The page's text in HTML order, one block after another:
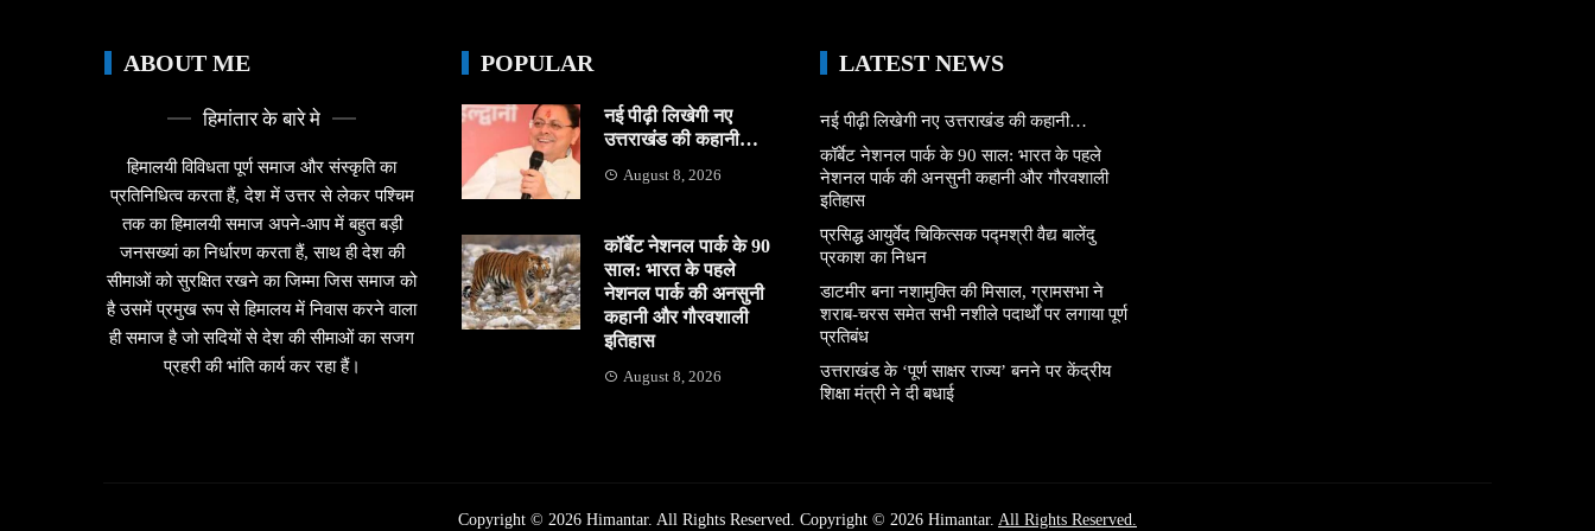
ABOUT ME
हिमांतार के बारे मे
हिमालयी विविधता पूर्ण समाज और संस्कृति का
प्रतिनिधित्व करता हैं, देश में उत्तर से लेकर पश्चिम
तक का हिमालयी समाज अपने-आप में बहुत बड़ी
जनसख्यां का निर्धारण करता हैं, साथ ही देश की
सीमाओं को सुरक्षित रखने का जिम्मा जिस समाज को
है उसमें प्रमुख रूप से हिमालय में निवास करने वाला
ही समाज है जो सदियों से देश की सीमाओं का सजग
प्रहरी की भांति कार्य कर रहा हैं।
POPULAR
नई पीढ़ी लिखेगी नए
उत्तराखंड की कहानी…
August 8, 2026
कॉर्बेट नेशनल पार्क के 90
साल: भारत के पहले
नेशनल पार्क की अनसुनी
कहानी और गौरवशाली
इतिहास
August 8, 2026
LATEST NEWS
नई पीढ़ी लिखेगी नए उत्तराखंड की कहानी…
कॉर्बेट नेशनल पार्क के 90 साल: भारत के पहले
नेशनल पार्क की अनसुनी कहानी और गौरवशाली
इतिहास
प्रसिद्ध आयुर्वेद चिकित्सक पद्मश्री वैद्य बालेंदु
प्रकाश का निधन
डाटमीर बना नशामुक्ति की मिसाल, ग्रामसभा ने
शराब-चरस समेत सभी नशीले पदार्थों पर लगाया पूर्ण
प्रतिबंध
उत्तराखंड के ‘पूर्ण साक्षर राज्य’ बनने पर केंद्रीय
शिक्षा मंत्री ने दी बधाई
Copyright © 2026 Himantar. All Rights Reserved. Copyright © 2026 Himantar. All Rights Reserved.